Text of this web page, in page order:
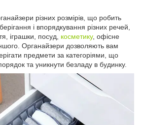
різних розмірів, що робить
і впорядкування різних речей,
іграшки, посуд, косметику, офісне
Органайзери дозволяють вам
предмети за категоріями, що
та уникнути безладу в будинку.